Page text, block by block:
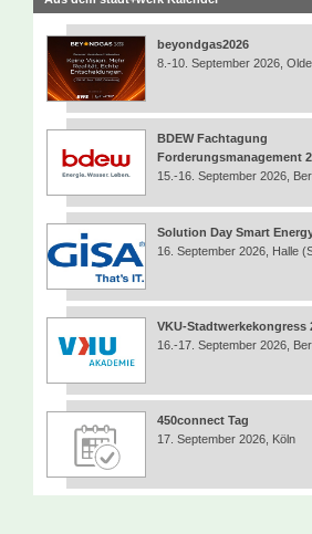
beyondgas2026
8.-10. September 2026,
BDEW Fachtagung
Forderungsmanagement
15.-16. September 2026,
Solution Day Smart
16. September 2026, Halle
VKU-Stadtwerkekongress
16.-17. September 2026,
450connect Tag
17. September 2026, Köln